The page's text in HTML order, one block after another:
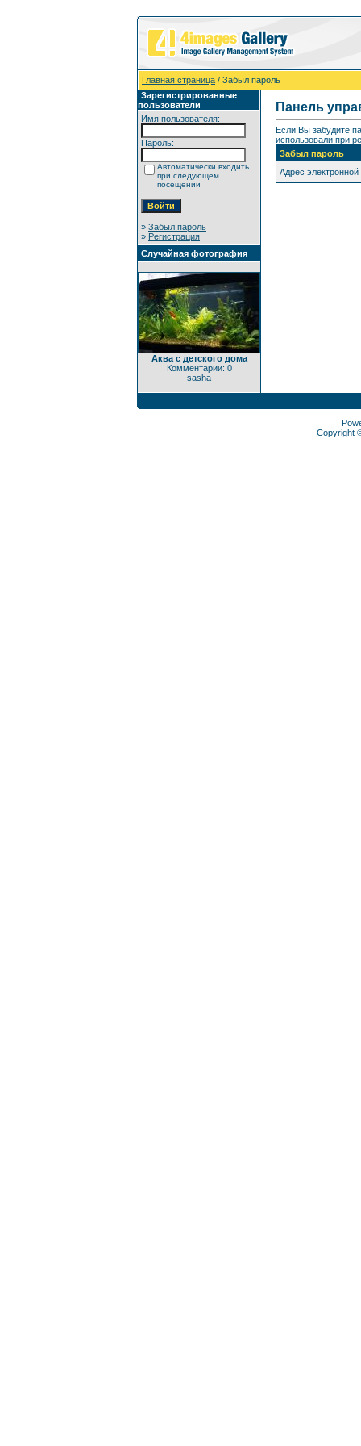
Главная страница / Забыл пароль
Зарегистрированные
пользователи
Имя пользователя:
Пароль:
Автоматически входить
при следующем
посещении
» Забыл пароль
» Регистрация
Случайная фотография
Аква с детского дома
Комментарии: 0
sasha
Панель
Если Вы забудите
использовали при
Забыл пароль
Адрес
Copyright